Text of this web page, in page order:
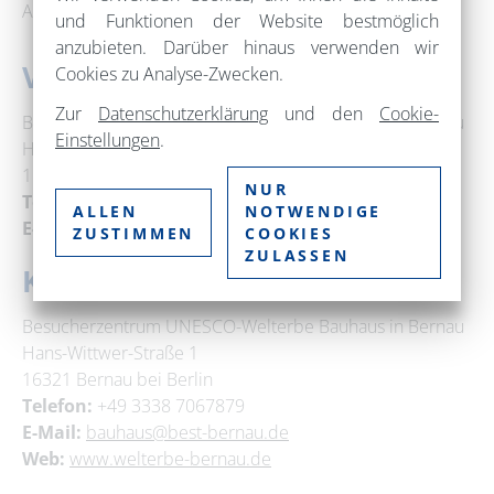
Absprache möglich._
Veranstaltungsort
Besucherzentrum UNESCO-Welterbe Bauhaus in Bernau
Hans-Wittwer-Straße 1
16321 Bernau bei Berlin
Telefon: +49 3338 7067879
E-Mail:bauhaus@best-bernau.de
Kontakt
Besucherzentrum UNESCO-Welterbe Bauhaus in Bernau
Hans-Wittwer-Straße 1
16321 Bernau bei Berlin
Telefon: +49 3338 7067879
E-Mail: bauhaus@best-bernau.de
Web: www.welterbe-bernau.de
und Funktionen der Website bestmöglich
anzubieten. Darüber hinaus verwenden wir
Cookies zu Analyse-Zwecken.
Zur Datenschutzerklärung und den Cookie-
Einstellungen.
ALLEN
ZUSTIMMEN
NUR
NOTWENDIGE
COOKIES
ZULASSEN